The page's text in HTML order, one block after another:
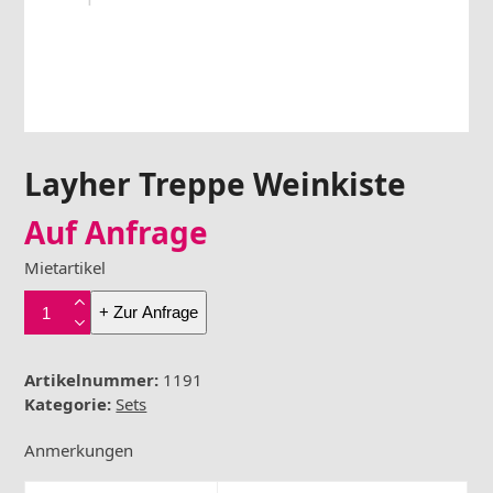
Layher Treppe Weinkiste
Auf Anfrage
Mietartikel
Layher
Treppe
Menge
+ Zur Anfrage
Artikelnummer: 1191
Kategorie:Sets
Anmerkungen